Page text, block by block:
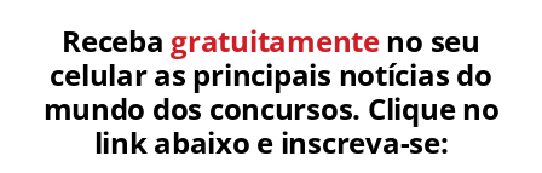
Receba gratuitamenteno seu
celular as principais notícias do
mundo dos concursos. Clique no
link abaixo e inscreva-se: